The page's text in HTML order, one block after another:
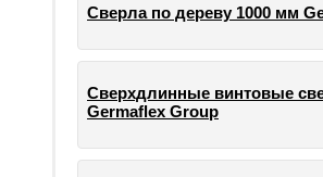
Сверла по дереву 1000 мм
Сверхдлинные винтовые
Germaflex Group